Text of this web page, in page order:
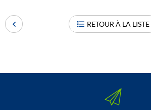
RETOUR À LA LISTE